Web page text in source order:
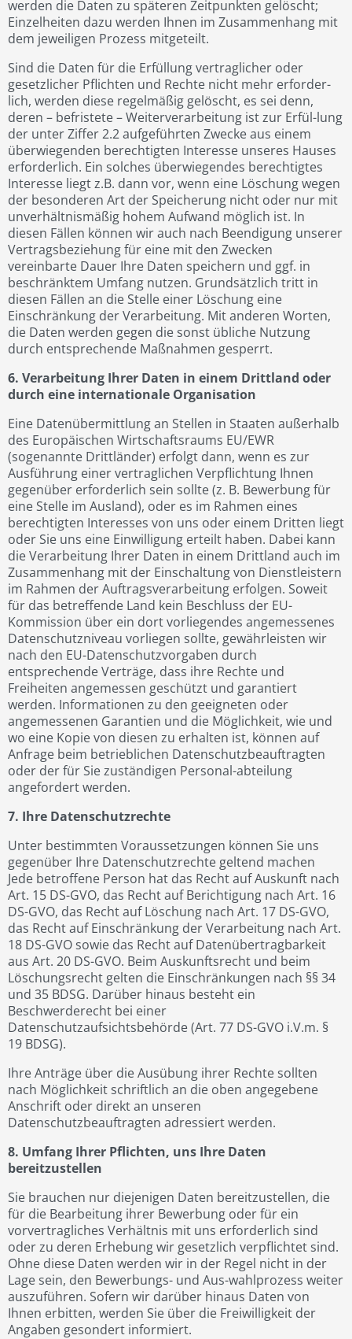
werden die Daten zu späteren Zeitpunkten gelöscht;
Einzelheiten dazu werden Ihnen im Zusammenhang mit
dem jeweiligen Prozess mitgeteilt.
Sind die Daten für die Erfüllung vertraglicher oder
gesetzlicher Pflichten und Rechte nicht mehr erforder-
lich, werden diese regelmäßig gelöscht, es sei denn,
deren – befristete – Weiterverarbeitung ist zur Erfül-lung
der unter Ziffer 2.2 aufgeführten Zwecke aus einem
überwiegenden berechtigten Interesse unseres Hauses
erforderlich. Ein solches überwiegendes berechtigtes
Interesse liegt z.B. dann vor, wenn eine Löschung wegen
der besonderen Art der Speicherung nicht oder nur mit
unverhältnismäßig hohem Aufwand möglich ist. In
diesen Fällen können wir auch nach Beendigung unserer
Vertragsbeziehung für eine mit den Zwecken
vereinbarte Dauer Ihre Daten speichern und ggf. in
beschränktem Umfang nutzen. Grundsätzlich tritt in
diesen Fällen an die Stelle einer Löschung eine
Einschränkung der Verarbeitung. Mit anderen Worten,
die Daten werden gegen die sonst übliche Nutzung
durch entsprechende Maßnahmen gesperrt.
6. Verarbeitung Ihrer Daten in einem Drittland oder
durch eine internationale Organisation
Eine Datenübermittlung an Stellen in Staaten außerhalb
des Europäischen Wirtschaftsraums EU/EWR
(sogenannte Drittländer) erfolgt dann, wenn es zur
Ausführung einer vertraglichen Verpflichtung Ihnen
gegenüber erforderlich sein sollte (z. B. Bewerbung für
eine Stelle im Ausland), oder es im Rahmen eines
berechtigten Interesses von uns oder einem Dritten liegt
oder Sie uns eine Einwilligung erteilt haben. Dabei kann
die Verarbeitung Ihrer Daten in einem Drittland auch im
Zusammenhang mit der Einschaltung von Dienstleistern
im Rahmen der Auftragsverarbeitung erfolgen. Soweit
für das betreffende Land kein Beschluss der EU-
Kommission über ein dort vorliegendes angemessenes
Datenschutzniveau vorliegen sollte, gewährleisten wir
nach den EU-Datenschutzvorgaben durch
entsprechende Verträge, dass ihre Rechte und
Freiheiten angemessen geschützt und garantiert
werden. Informationen zu den geeigneten oder
angemessenen Garantien und die Möglichkeit, wie und
wo eine Kopie von diesen zu erhalten ist, können auf
Anfrage beim betrieblichen Datenschutzbeauftragten
oder der für Sie zuständigen Personal-abteilung
angefordert werden.
7. Ihre Datenschutzrechte
Unter bestimmten Voraussetzungen können Sie uns
gegenüber Ihre Datenschutzrechte geltend machen
Jede betroffene Person hat das Recht auf Auskunft nach
Art. 15 DS-GVO, das Recht auf Berichtigung nach Art. 16
DS-GVO, das Recht auf Löschung nach Art. 17 DS-GVO,
das Recht auf Einschränkung der Verarbeitung nach Art.
18 DS-GVO sowie das Recht auf Datenübertragbarkeit
aus Art. 20 DS-GVO. Beim Auskunftsrecht und beim
Löschungsrecht gelten die Einschränkungen nach §§ 34
und 35 BDSG. Darüber hinaus besteht ein
Beschwerderecht bei einer
Datenschutzaufsichtsbehörde (Art. 77 DS-GVO i.V.m. §
19 BDSG).
Ihre Anträge über die Ausübung ihrer Rechte sollten
nach Möglichkeit schriftlich an die oben angegebene
Anschrift oder direkt an unseren
Datenschutzbeauftragten adressiert werden.
8. Umfang Ihrer Pflichten, uns Ihre Daten
bereitzustellen
Sie brauchen nur diejenigen Daten bereitzustellen, die
für die Bearbeitung ihrer Bewerbung oder für ein
vorvertragliches Verhältnis mit uns erforderlich sind
oder zu deren Erhebung wir gesetzlich verpflichtet sind.
Ohne diese Daten werden wir in der Regel nicht in der
Lage sein, den Bewerbungs- und Aus-wahlprozess weiter
auszuführen. Sofern wir darüber hinaus Daten von
Ihnen erbitten, werden Sie über die Freiwilligkeit der
Angaben gesondert informiert.